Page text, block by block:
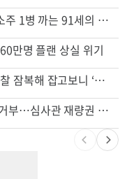
“술에 이것 한방울 넣어라” 매일 소주 1병 까는 91세의 철칙
만명 플랜 상실 위기
신호위반 후 달아난 배달기사…경찰 잠복해 잡고보니 ‘반전’
서류 하나만 빠져도 영주권·비자 거부…심사관 재량권 대폭 확대